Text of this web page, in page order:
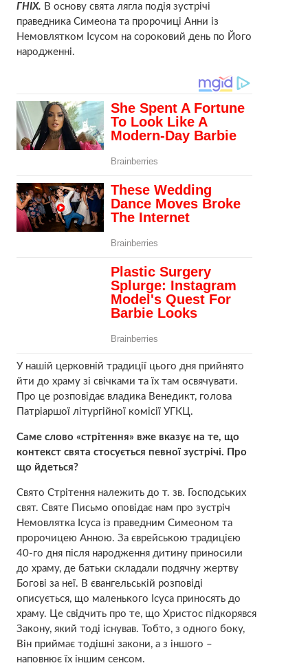
ГНІХ. В основу свята лягла подія зустрічі
праведника Симеона та пророчиці Анни із
Немовлятком Ісусом на сороковий день по Його
народженні.
У нашій церковній традиції цього дня прийнято
йти до храму зі свічками та їх там освячувати.
Про це розповідає владика Венедикт, голова
Патріаршої літургійної комісії УГКЦ.
Cаме слово «стрітення» вже вказує на те, що
контекст свята стосується певної зустрічі. Про
що йдеться?
Свято Стрітення належить до т. зв. Господських
свят. Святе Письмо оповідає нам про зустріч
Немовлятка Ісуса із праведним Симеоном та
пророчицею Анною. За єврейською традицією
40-го дня після народження дитину приносили
до храму, де батьки складали подячну жертву
Богові за неї. В євангельській розповіді
описується, що маленького Ісуса приносять до
храму. Це свідчить про те, що Христос підкорявся
Закону, який тоді існував. Тобто, з одного боку,
Він приймає тодішні закони, а з іншого –
наповнює їх іншим сенсом.